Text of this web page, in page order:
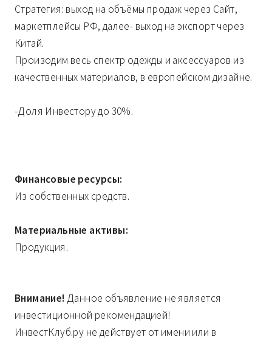
Стратегия: выход на объёмы продаж через Сайт,
маркетплейсы РФ, далее- выход на экспорт через
Китай.
Произодим весь спектр одежды и аксессуаров из
качественных материалов, в европейском дизайне.
-Доля Инвестору до 30%.
Финансовые ресурсы:
Из собственных средств.
Материальные активы:
Продукция.
Внимание! Данное объявление не является
инвестиционной рекомендацией!
ИнвестКлуб.ру не действует от имени или в